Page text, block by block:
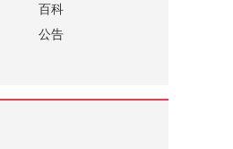
百科
公告